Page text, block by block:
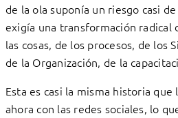
de la ola suponía un riesgo casi
exigía una transformación radical
las cosas, de los procesos, de los
de la Organización, de la
Esta es casi la misma historia
ahora con las redes sociales, lo